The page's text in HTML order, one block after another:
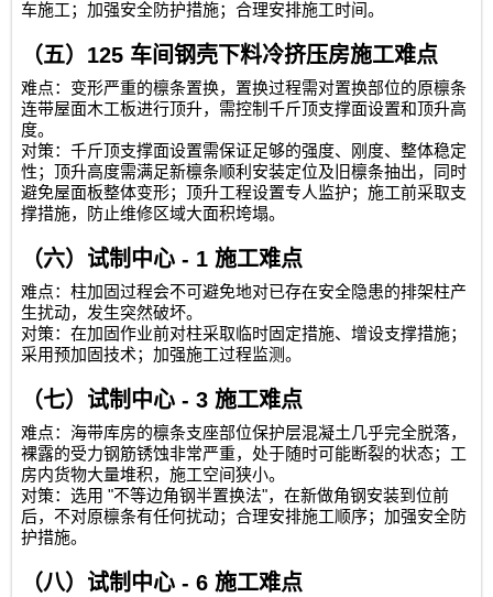
车施工；加强安全防护措施；合理安排施工时间。
（五） 125 车间钢壳下料冷挤压房施工难点
难点：变形严重的檩条置换，置换过程需对置换部位的原檩条
连带屋面木工板进行顶升，需控制千斤顶支撑面设置和顶升高
度。
对策：千斤顶支撑面设置需保证足够的强度、刚度、整体稳定
性；顶升高度需满足新檩条顺利安装定位及旧檩条抽出，同时
避免屋面板整体变形；顶升工程设置专人监护；施工前采取支
撑措施，防止维修区域大面积垮塌。
（六）试制中心 - 1施工难点
难点：柱加固过程会不可避免地对已存在安全隐患的排架柱产
生扰动，发生突然破坏。
对策：在加固作业前对柱采取临时固定措施、增设支撑措施；
采用预加固技术；加强施工过程监测。
（七）试制中心 - 3施工难点
难点：海带库房的檩条支座部位保护层混凝土几乎完全脱落，
裸露的受力钢筋锈蚀非常严重，处于随时可能断裂的状态；工
房内货物大量堆积，施工空间狭小。
对策：选用 "不等边角钢半置换法"，在新做角钢安装到位前
后，不对原檩条有任何扰动；合理安排施工顺序；加强安全防
护措施。
（八）试制中心 - 6施工难点